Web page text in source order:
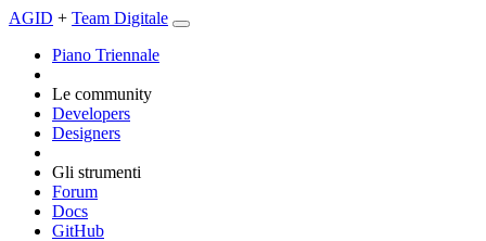
AGID + Team Digitale
Piano Triennale
Le community
Developers
Designers
Gli strumenti
Forum
Docs
GitHub